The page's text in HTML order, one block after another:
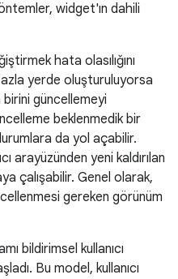
widget'ın dahili
hata olasılığını
yerde oluşturuluyorsa
güncellemeyi
beklenmedik bir
da yol açabilir.
arayüzünden yeni kaldırılan
çalışabilir. Genel olarak,
gereken görünüm
bildirimsel kullanıcı
Bu model, kullanıcı